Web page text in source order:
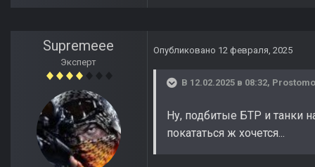
Supremeee
Эксперт
Опубликовано 12 февраля, 2025
В 12.02.2025 в 08:32,
Ну, подбитые БТР и танки
покататься ж хочется...